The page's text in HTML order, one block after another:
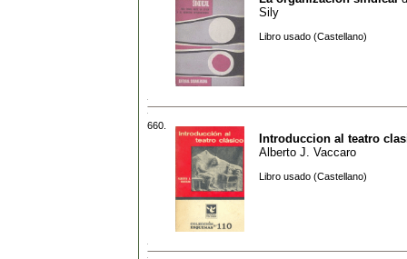
Sily
Libro usado (Castellano)
660.
Introduccion al teatro
Alberto J. Vaccaro
Libro usado (Castellano)